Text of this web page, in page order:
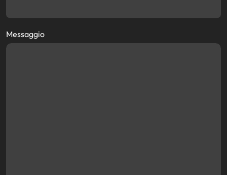
Messaggio